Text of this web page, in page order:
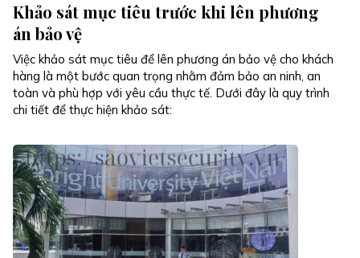
Khảo sát mục tiêu trước khi lên phương
án bảo vệ
Việc khảo sát mục tiêu để lên phương án bảo vệ cho khách
hàng là một bước quan trọng nhằm đảm bảo an ninh, an
toàn và phù hợp với yêu cầu thực tế. Dưới đây là quy trình
chi tiết để thực hiện khảo sát: